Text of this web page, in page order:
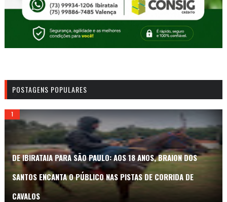
POSTAGENS POPULARES
DE IBIRATAIA PARA SÃO PAULO: AOS 18 ANOS, BRAION DOS
SANTOS ENCANTA O PÚBLICO NAS PISTAS DE CORRIDA DE
CAVALOS